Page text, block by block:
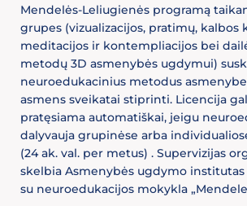
Mendelės-Leliugienės programą
grupes (vizualizacijos, pratimų, kalbos
meditacijos ir kontempliacijos bei
metodų 3D asmenybės ugdymui)
neuroedukacinius metodus
asmens sveikatai stiprinti. Licencija
pratęsiama automatiškai, jeigu
dalyvauja grupinėse arba
(24 ak. val. per metus) . Supervizijas
skelbia Asmenybės ugdymo institutas
su neuroedukacijos mokykla